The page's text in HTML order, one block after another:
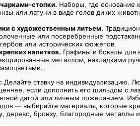
стопки. Наборы, где основание
или латуни в виде голов диких
с художественным литьем.
или посеребренные
или исторических сюжетов.
напитков. Графины и бокалы для
металлом, накладками
Делайте ставку на индивидуализацию.
если дополнить его шильдом с
датой или личным пожеланием.
— выбирайте материалы, которые
дерево, бронзу, благородные металлы